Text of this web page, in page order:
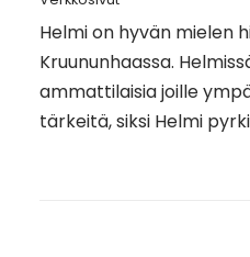
Helmi on hyvän mielen
Kruununhaassa.
ammattilaisia joille
tärkeitä, siksi Helmi